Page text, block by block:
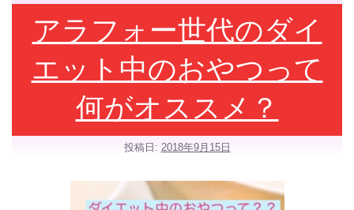
アラフォー世代のダイ
エット中のおやつって
何がオススメ？
投稿日: 2018年9月15日